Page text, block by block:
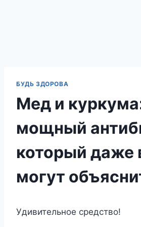
БУДЬ ЗДОРОВА
Мед и
мощный
который даже
могут
Удивительное средство!